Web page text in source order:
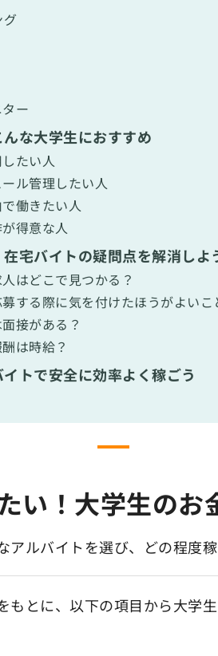
ー
な大学生におすすめ
たい人
ル管理したい人
働きたい人
得意な人
在宅バイトの疑問点を解消しよ
はどこで見つかる？
する際に気を付けたほうがよいこ
接がある？
は時給？
トで安全に効率よく稼ごう
い！大学生のお
ルバイトを選び、どの程度
もとに、以下の項目から大学